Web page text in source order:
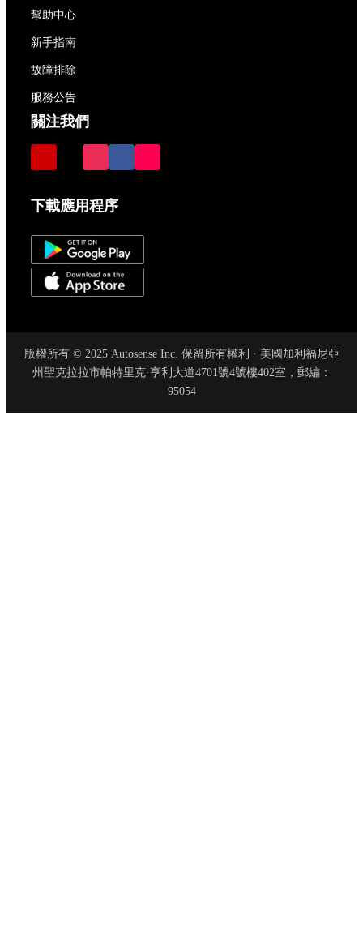
幫助中心
新手指南
故障排除
服務公告
關注我們
下載應用程序
版權所有 © 2025 Autosense Inc. 保留所有權利 · 美國加利福尼亞
州聖克拉拉市帕特里克·亨利大道4701號4號樓402室，郵編：
95054